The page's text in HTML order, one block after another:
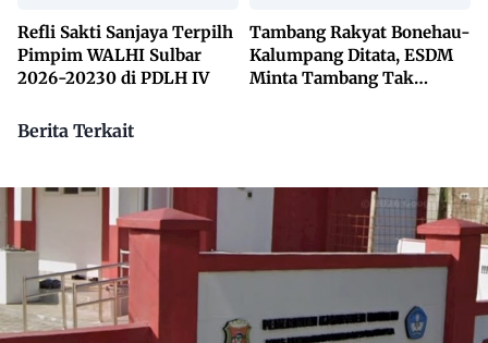
Refli Sakti Sanjaya Terpilh
Pimpim WALHI Sulbar
2026-20230 di PDLH IV
Tambang Rakyat Bonehau-
Kalumpang Ditata, ESDM
Minta Tambang Tak
Berita Terkait